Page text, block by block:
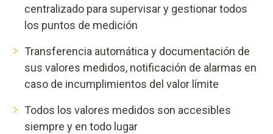
centralizado para supervisar y gestionar todos
los puntos de medición
Transferencia automática y documentación de
sus valores medidos, notificación de alarmas en
caso de incumplimientos del valor límite
Todos los valores medidos son accesibles
siempre y en todo lugar